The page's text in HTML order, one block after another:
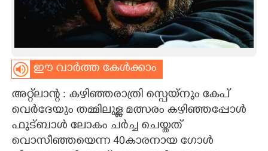
ART
CARTOONS
LITERATURE
ഈ വാർത്ത കേൾക്കാം
അറ്റ്‌ലാന്റ : കഴിഞ്ഞരാത്രി സ്പെയ്നും കേപ്
വെർദേയും തമ്മിലുള്ള മത്സരം കഴിഞ്ഞപ്പോൾ
ഫുട്ബാൾ ലോകം ചർച്ച ചെയ്തത്
വൊസീഞ്ഞയെന്ന 40കാരനായ ഗോൾ